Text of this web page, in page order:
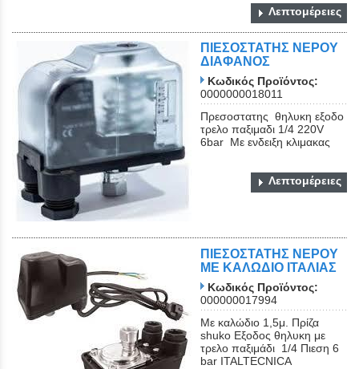
Λεπτομέρειες
ΠΙΕΣΟΣΤΑΤΗΣ ΝΕΡΟΥ
ΔΙΑΦΑΝΟΣ
Κωδικός Προϊόντος:
0000000018011
Πρεσοστατης θηλυκη εξοδο
τρελο παξιμαδι 1/4 220V
6bar Με ενδειξη κλιμακας
Λεπτομέρειες
ΠΙΕΣΟΣΤΑΤΗΣ ΝΕΡΟΥ
ME ΚΑΛΩΔΙΟ ΙΤΑΛΙΑΣ
Κωδικός Προϊόντος:
000000017994
Mε καλώδιο 1,5μ. Πρίζα
shuko Εξοδος θηλυκη με
τρελο παξιμάδι 1/4 Πιεση 6
bar ITALTECNICA